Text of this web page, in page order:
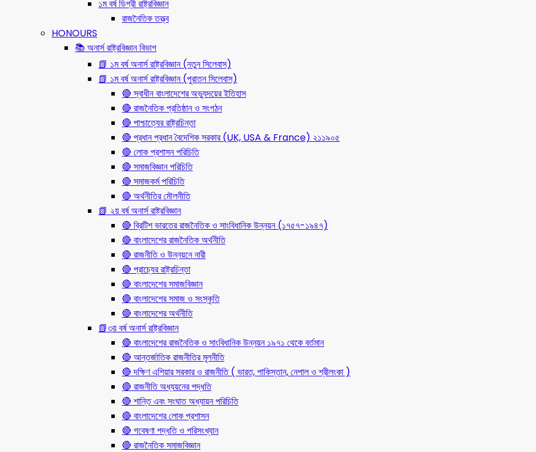
১ম বর্ষ ডিগ্রী রাষ্ট্রবিজ্ঞান
রাজনৈতিক তত্ত্ব
HONOURS
📚 অনার্স রাষ্ট্রবিজ্ঞান বিভাগ
📗 ১ম বর্ষ অনার্স রাষ্ট্রবিজ্ঞান (নতুন সিলেবাস)
📗 ১ম বর্ষ অনার্স রাষ্ট্রবিজ্ঞান (পুরাতন সিলেবাস)
🔴 স্বাধীন বাংলাদেশের অভ্যুদয়ের ইতিহাস
🔴 রাজনৈতিক প্রতিষ্ঠান ও সংগঠন
🔴 পাশ্চাত্যের রাষ্ট্রচিন্তা
🔴 প্রধান প্রধান বৈদেশিক সরকার (UK, USA & France) ২১১৯০৫
🔴 লোক প্রশাসন পরিচিতি
🔴 সমাজবিজ্ঞান পরিচিতি
🔴 সমাজকর্ম পরিচিতি
🔴 অর্থনীতির মৌলনীতি
📗 ২য় বর্ষ অনার্স রাষ্ট্রবিজ্ঞান
🔴 ব্রিটিশ ভারতের রাজনৈতিক ও সাংবিধানিক উন্নয়ন (১৭৫৭-১৯৪৭)
🔴 বাংলাদেশের রাজনৈতিক অর্থনীতি
🔴 রাজনীতি ও উন্নয়নে নারী
🔴 প্রাচ্যের রাষ্ট্রচিন্তা
🔴 বাংলাদেশের সমাজবিজ্ঞান
🔴 বাংলাদেশের সমাজ ও সংস্কৃতি
🔴 বাংলাদেশের অর্থনীতি
📗৩য় বর্ষ অনার্স রাষ্ট্রবিজ্ঞান
🔴 বাংলাদেশের রাজনৈতিক ও সাংবিধানিক উন্নয়ন ১৯৭১ থেকে বর্তমান
🔴 আন্তর্জাতিক রাজনীতির মূলনীতি
🔴 দক্ষিণ এশিয়ার সরকার ও রাজনীতি ( ভারত, পাকিস্তান, নেপাল ও শ্রীলংকা )
🔴 রাজনীতি অধ্যয়নের পদ্ধতি
🔴 শান্তি এবং সংঘাত অধ্যায়ন পরিচিতি
🔴 বাংলাদেশের লোক প্রশাসন
🔴 গবেষণা পদ্ধতি ও পরিসংখ্যান
🔴 রাজনৈতিক সমাজবিজ্ঞান